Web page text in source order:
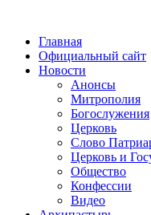
Главная
Официальный сайт
Новости
Анонсы
Митрополия
Богослужения
Церковь
Слово
Церковь и
Общество
Конфессии
Видео